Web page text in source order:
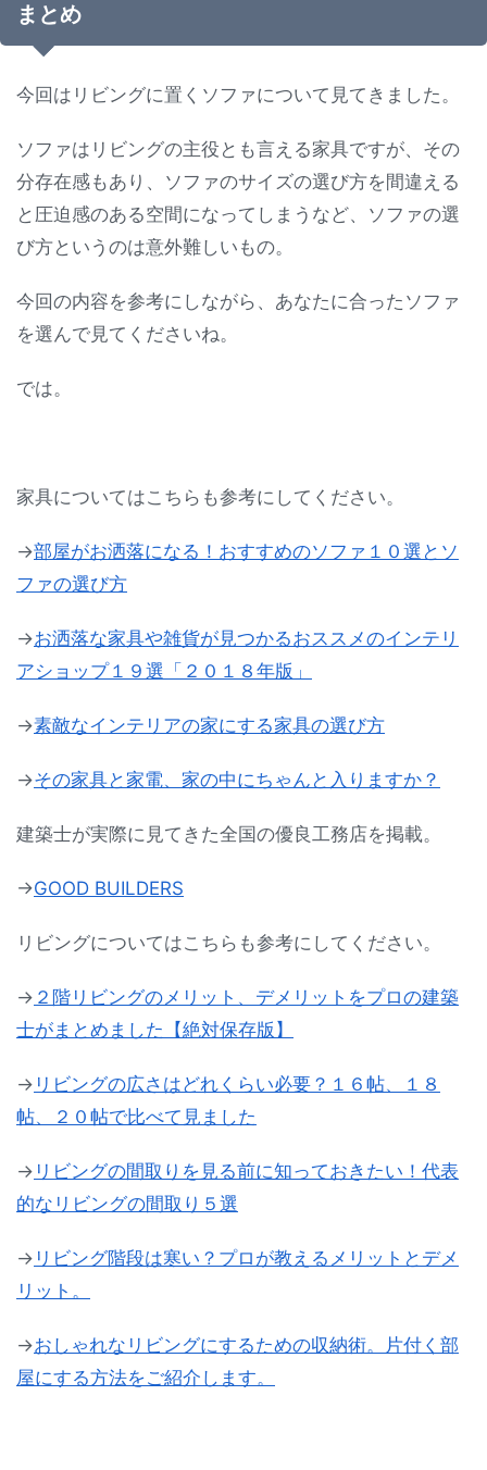
まとめ
今回はリビングに置くソファについて見てきました。
ソファはリビングの主役とも言える家具ですが、その
分存在感もあり、ソファのサイズの選び方を間違える
と圧迫感のある空間になってしまうなど、ソファの選
び方というのは意外難しいもの。
今回の内容を参考にしながら、あなたに合ったソファ
を選んで見てくださいね。
では。
家具についてはこちらも参考にしてください。
→部屋がお洒落になる！おすすめのソファ１０選とソ
ファの選び方
→お洒落な家具や雑貨が見つかるおススメのインテリ
アショップ１９選「２０１８年版」
→素敵なインテリアの家にする家具の選び方
→その家具と家電、家の中にちゃんと入りますか？
建築士が実際に見てきた全国の優良工務店を掲載。
→GOOD BUILDERS
リビングについてはこちらも参考にしてください。
→ ２階リビングのメリット、デメリットをプロの建築
士がまとめました【絶対保存版】
→ リビングの広さはどれくらい必要？１６帖、１８
帖、２０帖で比べて見ました
→ リビングの間取りを見る前に知っておきたい！代表
的なリビングの間取り５選
→ リビング階段は寒い？プロが教えるメリットとデメ
リット。
→おしゃれなリビングにするための収納術。片付く部
屋にする方法をご紹介します。